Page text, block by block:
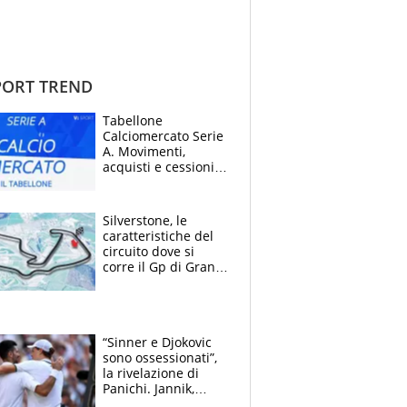
TREND
Tabellone
Calciomercato Serie
A. Movimenti,
acquisti e cessioni:
Silverstone, le
caratteristiche del
circuito dove si
corre il Gp di Gran
“Sinner e Djokovic
sono ossessionati”,
la rivelazione di
Panichi. Jannik,